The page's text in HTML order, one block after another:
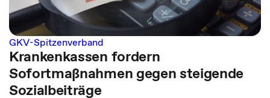
GKV-Spitzenverband
Krankenkassen fordern
Sofortmaßnahmen gegen steigende
Sozialbeiträge